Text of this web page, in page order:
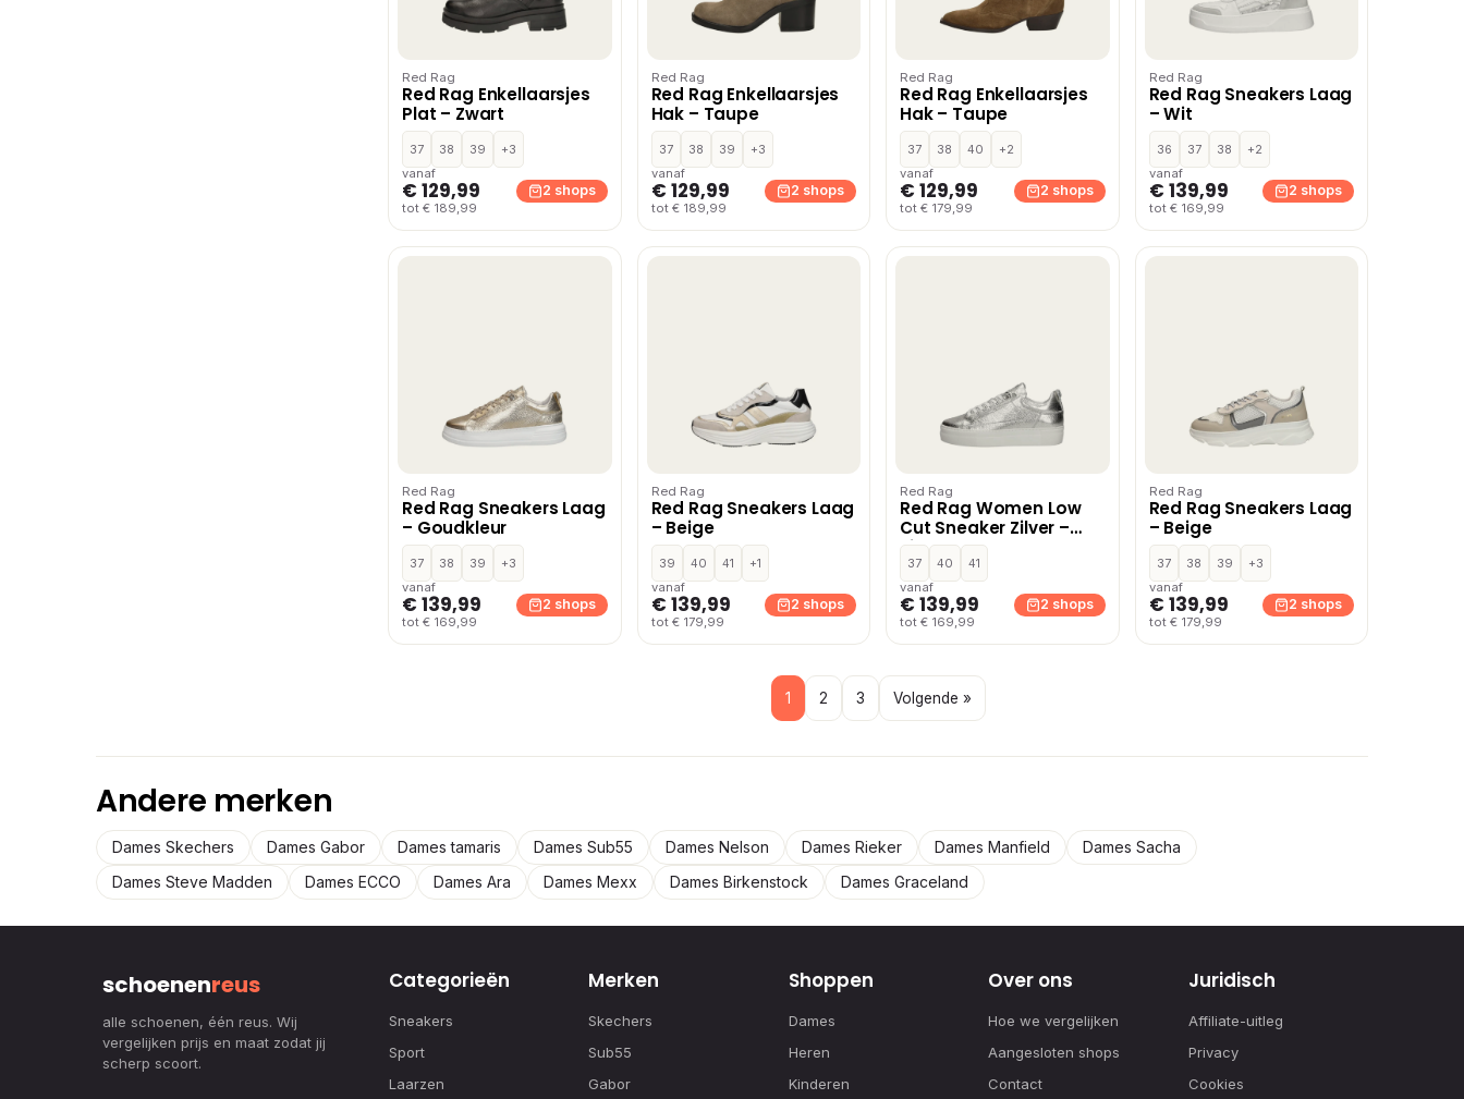
Red Rag
Red Rag Enkellaarsjes
Plat – Zwart
37 38 39
+3
vanaf
€ 129,99
tot € 189,99
2 shops
Red Rag
Red Rag Enkellaarsjes
Hak – Taupe
37 38 39
+3
vanaf
€ 129,99
tot € 189,99
2 shops
Red Rag
Red Rag Enkellaarsjes
Hak – Taupe
37 38 40
+2
vanaf
€ 129,99
tot € 179,99
2 shops
Red Rag
Red Rag Sneakers Laag
– Wit
36 37 38
+2
vanaf
€ 139,99
tot € 169,99
2 shops
Red Rag
Red Rag Sneakers Laag
– Goudkleur
37 38 39
+3
vanaf
€ 139,99
tot € 169,99
2 shops
Red Rag
Red Rag Sneakers Laag
– Beige
39 40 41
+1
vanaf
€ 139,99
tot € 179,99
2 shops
Red Rag
Red Rag Women Low
Cut Sneaker Zilver –
Zilverkleur
37 40
41
vanaf
€ 139,99
tot € 169,99
2 shops
Red Rag
Red Rag Sneakers Laag
– Beige
37 38 39
+3
vanaf
€ 139,99
tot € 179,99
2 shops
1 2 3 Volgende »
Andere merken
Dames Skechers Dames Gabor Dames tamaris Dames Sub55 Dames Nelson Dames Rieker Dames Manfield
Dames Sacha
Dames Steve Madden
Dames ECCO Dames Ara Dames Mexx Dames Birkenstock Dames Graceland
schoenenreus
alle schoenen, één reus. Wij
vergelijken prijs en maat zodat jij
scherp scoort.
Categorieën
Sneakers
Sport
Laarzen
Merken
Skechers
Sub55
Gabor
Shoppen
Dames
Heren
Kinderen
Over ons
Hoe we vergelijken
Aangesloten shops
Contact
Juridisch
Affiliate-uitleg
Privacy
Cookies